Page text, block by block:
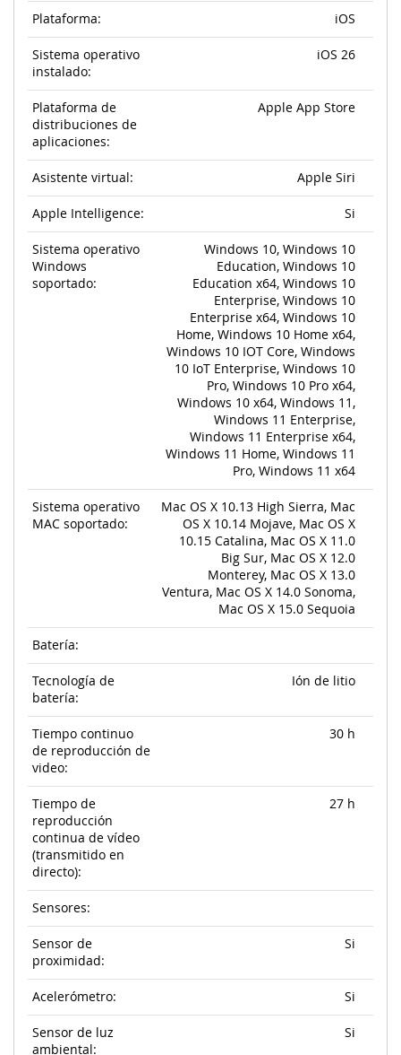
Plataforma: iOS
Sistema operativo
instalado:
iOS 26
Plataforma de
distribuciones de
aplicaciones:
Apple App Store
Asistente virtual: Apple Siri
Apple Intelligence: Si
Sistema operativo
Windows
soportado:
Windows 10, Windows 10
Education, Windows 10
Education x64, Windows 10
Enterprise, Windows 10
Enterprise x64, Windows 10
Home, Windows 10 Home x64,
Windows 10 IOT Core, Windows
10 IoT Enterprise, Windows 10
Pro, Windows 10 Pro x64,
Windows 10 x64, Windows 11,
Windows 11 Enterprise,
Windows 11 Enterprise x64,
Windows 11 Home, Windows 11
Pro, Windows 11 x64
Sistema operativo
MAC soportado:
Mac OS X 10.13 High Sierra, Mac
OS X 10.14 Mojave, Mac OS X
10.15 Catalina, Mac OS X 11.0
Big Sur, Mac OS X 12.0
Monterey, Mac OS X 13.0
Ventura, Mac OS X 14.0 Sonoma,
Mac OS X 15.0 Sequoia
Batería:
Tecnología de
batería:
Ión de litio
Tiempo continuo
de reproducción de
video:
30 h
Tiempo de
reproducción
continua de vídeo
(transmitido en
directo):
27 h
Sensores:
Sensor de
proximidad:
Si
Acelerómetro: Si
Sensor de luz
ambiental:
Si